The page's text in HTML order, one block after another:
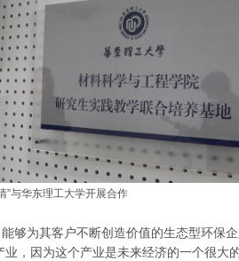
”与华东理工大学开展合作
够为其客户不断创造价值的生态型环保
，因为这个产业是未来经济的一个很大